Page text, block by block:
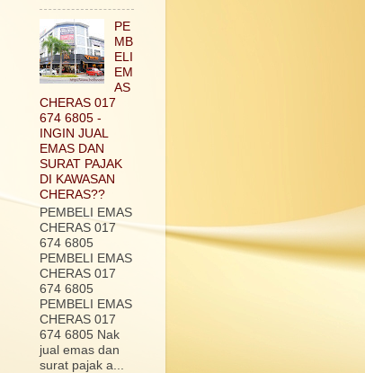
PE
MB
ELI
EM
AS
CHERAS 017
674 6805 -
INGIN JUAL
EMAS DAN
SURAT PAJAK
DI KAWASAN
CHERAS??
PEMBELI EMAS
CHERAS 017
674 6805
PEMBELI EMAS
CHERAS 017
674 6805
PEMBELI EMAS
CHERAS 017
674 6805 Nak
jual emas dan
surat pajak a...